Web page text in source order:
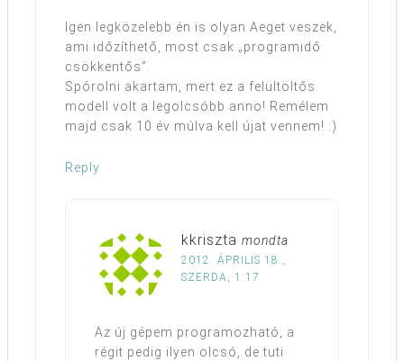
Igen legközelebb én is olyan Aeget veszek,
ami időzíthető, most csak „programidő
csökkentős”.
Spórolni akartam, mert ez a felültöltős
modell volt a legolcsóbb anno! Remélem
majd csak 10 év múlva kell újat vennem! :)
Reply
kkriszta mondta
2012. ÁPRILIS 18.,
SZERDA, 1:17
Az új gépem programozható, a
régit pedig ilyen olcsó, de tuti